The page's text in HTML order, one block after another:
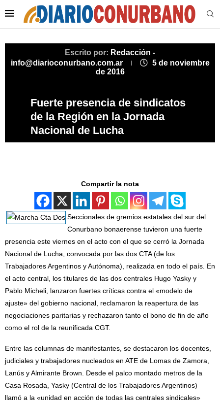
Escrito por: Redacción -
info@diarioconurbano.com.ar
5 de noviembre
de 2016
Fuerte presencia de sindicatos
de la Región en la Jornada
Nacional de Lucha
Compartir la nota
Seccionales de gremios estatales del sur del
Conurbano bonaerense tuvieron una fuerte
presencia este viernes en el acto con el que se cerró la Jornada
Nacional de Lucha, convocada por las dos CTA (de los
Trabajadores Argentinos y Autónoma), realizada en todo el país. En
el acto central, los titulares de las dos centrales Hugo Yasky y
Pablo Micheli, lanzaron fuertes críticas contra el «modelo de
ajuste» del gobierno nacional, reclamaron la reapertura de las
negociaciones paritarias y rechazaron tanto el bono de fin de año
como el rol de la reunificada CGT.
Entre las columnas de manifestantes, se destacaron los docentes,
judiciales y trabajadores nucleados en ATE de Lomas de Zamora,
Lanús y Almirante Brown. Desde el palco montado metros de la
Casa Rosada, Yasky (Central de los Trabajadores Argentinos)
llamó a la «unidad en acción de todas las centrales sindicales»